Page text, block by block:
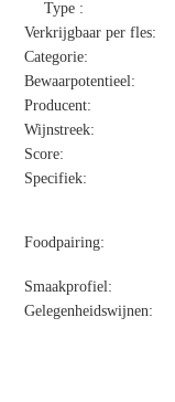
Type :
Verkrijgbaar per fles:
Categorie:
Bewaarpotentieel:
Producent:
Wijnstreek:
Score:
Specifiek:
Foodpairing:
Smaakprofiel:
Gelegenheidswijnen: